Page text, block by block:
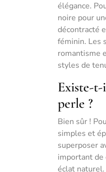
élégance.
noire pour
décontracté
féminin. Les
romantisme
styles de
Existe-
perle ?
Bien sûr !
simples et
superposer
important de
éclat